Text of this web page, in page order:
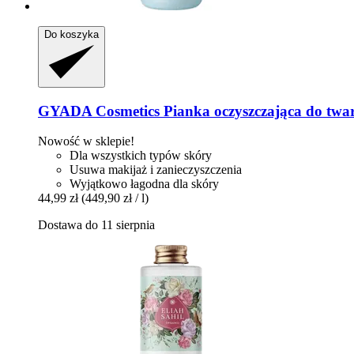
Do koszyka
GYADA Cosmetics Pianka oczyszczająca do
Nowość w sklepie!
Dla wszystkich typów skóry
Usuwa makijaż i zanieczyszczenia
Wyjątkowo łagodna dla skóry
44,99 zł (449,90 zł / l)
Dostawa do 11 sierpnia